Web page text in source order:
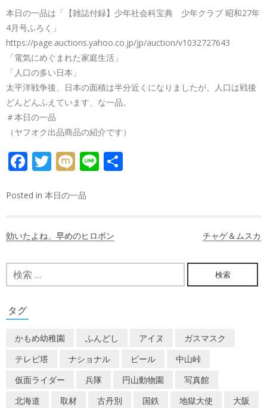
本日の一品は「【雑誌付録】少年社会科宝典 少年クラブ 昭和27年
4月号ふろく」
https://page.auctions.yahoo.co.jp/jp/auction/v1032727643
「電気にめぐまれた家庭生活」
「人口の多い日本」
太平洋戦争後、日本の面積は半分近くになりましたが、人口は戦後
どんどんふえています、な一品。
＃本日の一品
（ヤフオク出品商品の紹介です）
FACEBOOK
TWITTER
MIXILINE
Posted in 本日の一品
ナ
ビ
ゲ
ー
シ
ョ
ン
効いたよね、早めのヒロポン チャゲ＆ムスカ
検
索:
タグ
かもめ幼稚園 ふんどし アイヌ
ガスマスク
テレビ塔
ナショナル ビール
中山峠
仮面ライダー
兵隊 円山動物園
写真館
北海道
取材 古丹別 国鉄 地獄大使
大阪